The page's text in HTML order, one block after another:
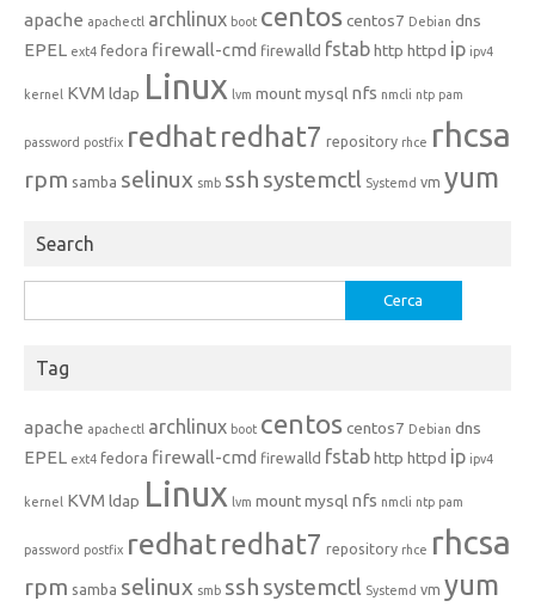
apache apachectl archlinux boot centoscentos7 Debian dns
EPEL ext4 fedora firewall-cmd firewalld fstabhttp httpd ip ipv4
kernel KVM ldap Linux lvm mountmysql nfs nmcli ntp pam
password postfix redhatredhat7 repository rhce rhcsa
rpm samba selinux smb ssh systemctl Systemd vm yum
Search
per:
Tag
apache apachectl archlinux boot centoscentos7 Debian dns
EPEL ext4 fedora firewall-cmd firewalld fstabhttp httpd ip ipv4
kernel KVM ldap Linux lvm mountmysql nfs nmcli ntp pam
password postfix redhatredhat7 repository rhce rhcsa
rpm samba selinux smb ssh systemctl Systemd vm yum